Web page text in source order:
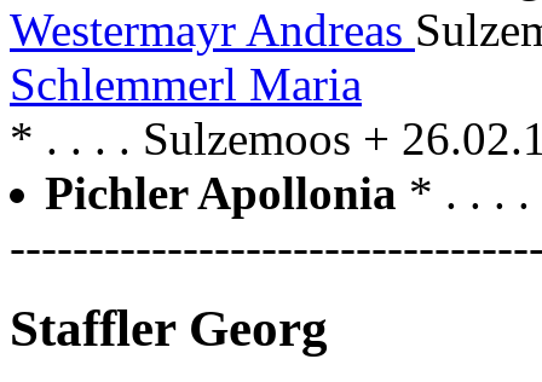
Westermayr Andreas
Schlemmerl Maria
* . . . . Sulzemoos +
Pichler Apollonia * . . . .
Staffler Georg